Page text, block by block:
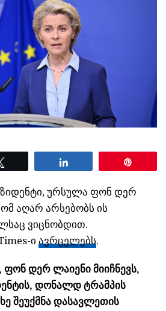
ურსულა ფონ დერ
აღარ არსებობს ის
ვიცნობდით.
ი ავრცელებს.
ფონ დერ ლაიენი მიიჩნევს,
დონალდ ტრამპის
შეუქმნა დასავლეთის